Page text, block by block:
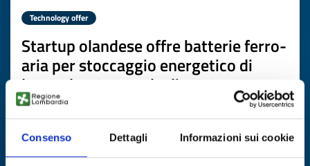
Consenso Dettagli Informazioni sui cookie
Technology offer
Startup olandese offre batterie ferro-
aria per stoccaggio energetico di
lunga durata a scala di rete
ID: TONL20260203010